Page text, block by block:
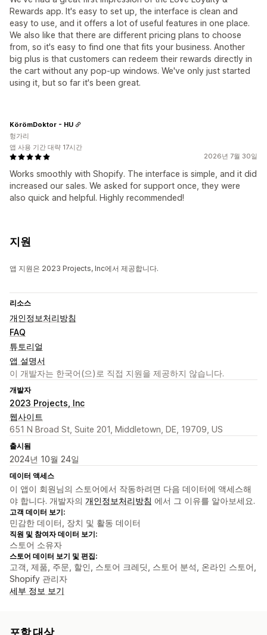
Rewards app. It's easy to set up, the interface is clean and
easy to use, and it offers a lot of useful features in one place.
We also like that there are different pricing plans to choose
from, so it's easy to find one that fits your business. Another
big plus is that customers can redeem their rewards directly in
the cart without any pop-up windows. We've only just started
using it, but so far it's been great.
2026년 7월 30일
Works smoothly with Shopify. The interface is simple, and it did
increased our sales. We asked for support once, they were
also quick and helpful. Highly recommended!
KörömDoktor - HU
헝가리
앱 사용 기간 대략 17시간
지원
앱 지원은 2023 Projects, Inc에서 제공합니다.
리소스
개인정보처리방침
FAQ
튜토리얼
앱 설명서
이 개발자는 한국어(으)로 직접 지원을 제공하지 않습니다.
개발자
2023 Projects, Inc
웹사이트
651 N Broad St, Suite 201, Middletown, DE, 19709, US
출시됨
2024년 10월 24일
데이터 액세스
이 앱이 회원님의 스토어에서 작동하려면 다음 데이터에 액세스해
야 합니다. 개발자의 개인정보처리방침 에서 그 이유를 알아보세요.
고객 데이터 보기:
민감한 데이터, 장치 및 활동 데이터
직원 및 참여자 데이터 보기:
스토어 소유자
스토어 데이터 보기 및 편집:
고객, 제품, 주문, 할인, 스토어 크레딧, 스토어 분석, 온라인 스토어,
Shopify 관리자
세부 정보 보기